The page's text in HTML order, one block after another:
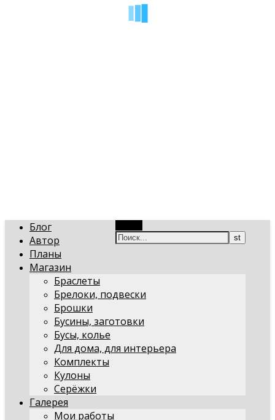
Блог
Автор
Планы
Магазин
Браслеты
Брелоки, подвески
Брошки
Бусины, заготовки
Бусы, колье
Для дома, для интерьера
Комплекты
Кулоны
Серёжки
Галерея
Мои работы